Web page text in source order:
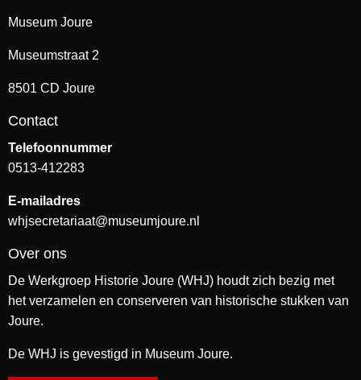
Museum Joure
Museumstraat 2
8501 CD Joure
Contact
Telefoonnummer
0513-412283
E-mailadres
whjsecretariaat@museumjoure.nl
Over ons
De Werkgroep Historie Joure (WHJ) houdt zich bezig met
het verzamelen en conserveren van historische stukken van
Joure.
De WHJ is gevestigd in Museum Joure.